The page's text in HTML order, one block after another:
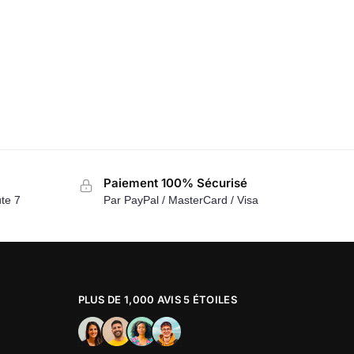
7
Paiement 100% Sécurisé
Par PayPal / MasterCard / Visa
PLUS DE 1,000 AVIS 5 ÉTOILES